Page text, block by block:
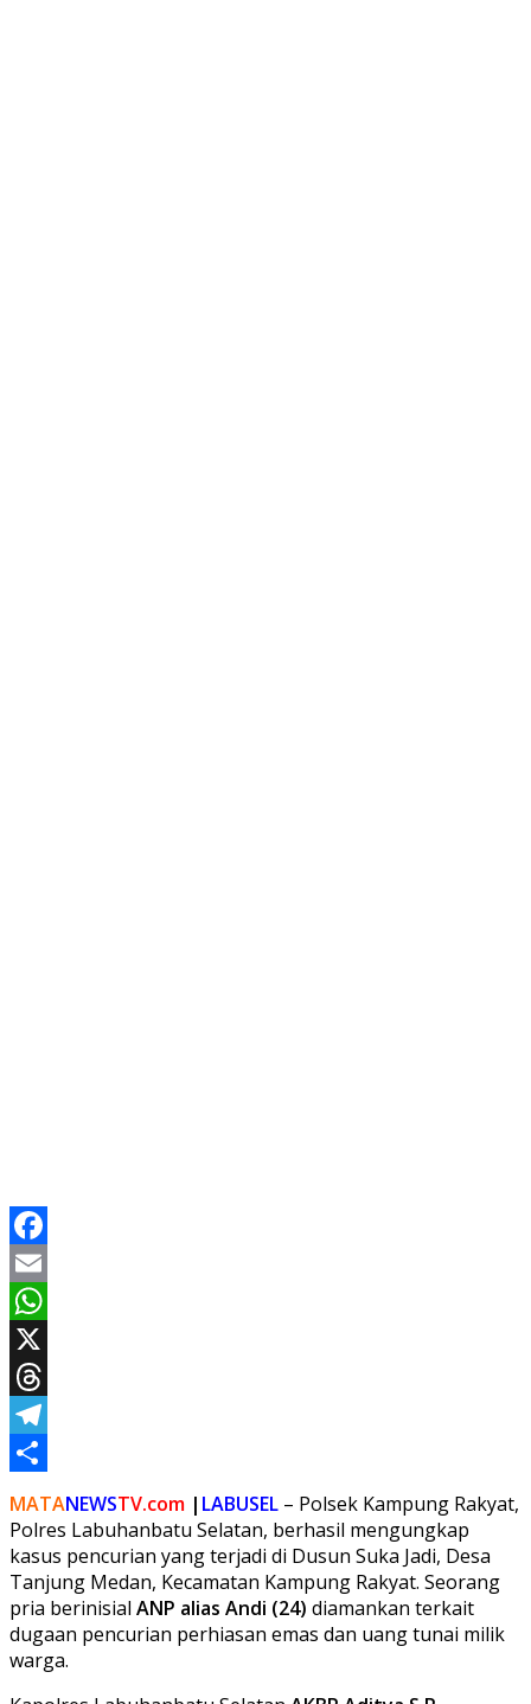
Facebook
Email
WhatsApp
X
Threads
Telegram
Share
MATANEWSTV.com | LABUSEL – Polsek Kampung Rakyat,
Polres Labuhanbatu Selatan, berhasil mengungkap
kasus pencurian yang terjadi di Dusun Suka Jadi, Desa
Tanjung Medan, Kecamatan Kampung Rakyat. Seorang
pria berinisial ANP alias Andi (24) diamankan terkait
dugaan pencurian perhiasan emas dan uang tunai milik
warga.